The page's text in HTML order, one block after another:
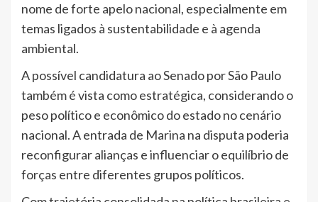
nome de forte apelo nacional, especialmente em
temas ligados à sustentabilidade e à agenda
ambiental.
A possível candidatura ao Senado por São Paulo
também é vista como estratégica, considerando o
peso político e econômico do estado no cenário
nacional. A entrada de Marina na disputa poderia
reconfigurar alianças e influenciar o equilíbrio de
forças entre diferentes grupos políticos.